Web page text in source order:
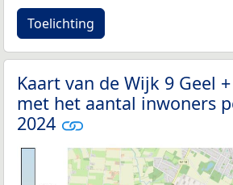
Toelichting
Kaart van de Wijk 9 Geel
met het aantal inwoners
2024